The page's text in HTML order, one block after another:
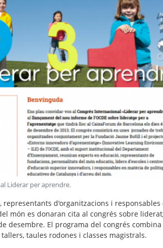
Liderar per aprendre.
representants d'organitzacions i
món es donaran cita al congrés sobre
desembre. El programa del congrés
tallers, taules rodones i classes magistrals.